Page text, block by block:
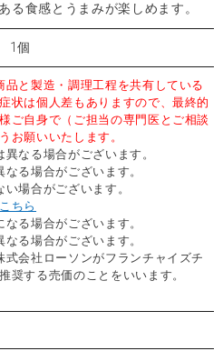
る食感とうまみが楽しめます。
1個
と製造・調理工程を共有している
状は個人差もありますので、最終的
ご自身で（ご担当の専門医とご相談
お願いいたします。
なる場合がございます。
る場合がございます。
場合がございます。
ちら
る場合がございます。
る場合がございます。
会社ローソンがフランチャイズチ
奨する売価のことをいいます。